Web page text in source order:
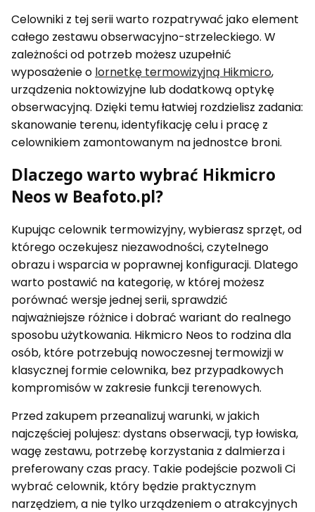
Celowniki z tej serii warto rozpatrywać jako element
całego zestawu obserwacyjno-strzeleckiego. W
zależności od potrzeb możesz uzupełnić
wyposażenie o lornetkę termowizyjną Hikmicro,
urządzenia noktowizyjne lub dodatkową optykę
obserwacyjną. Dzięki temu łatwiej rozdzielisz zadania:
skanowanie terenu, identyfikację celu i pracę z
celownikiem zamontowanym na jednostce broni.
Dlaczego warto wybrać Hikmicro
Neos w Beafoto.pl?
Kupując celownik termowizyjny, wybierasz sprzęt, od
którego oczekujesz niezawodności, czytelnego
obrazu i wsparcia w poprawnej konfiguracji. Dlatego
warto postawić na kategorię, w której możesz
porównać wersje jednej serii, sprawdzić
najważniejsze różnice i dobrać wariant do realnego
sposobu użytkowania. Hikmicro Neos to rodzina dla
osób, które potrzebują nowoczesnej termowizji w
klasycznej formie celownika, bez przypadkowych
kompromisów w zakresie funkcji terenowych.
Przed zakupem przeanalizuj warunki, w jakich
najczęściej polujesz: dystans obserwacji, typ łowiska,
wagę zestawu, potrzebę korzystania z dalmierza i
preferowany czas pracy. Takie podejście pozwoli Ci
wybrać celownik, który będzie praktycznym
narzędziem, a nie tylko urządzeniem o atrakcyjnych